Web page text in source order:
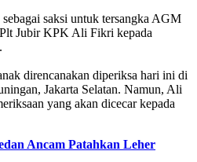
saksi untuk tersangka AGM
Jubir KPK Ali Fikri kepada
direncanakan diperiksa hari ini di
Jakarta Selatan. Namun, Ali
yang akan dicecar kepada
Ancam Patahkan Leher